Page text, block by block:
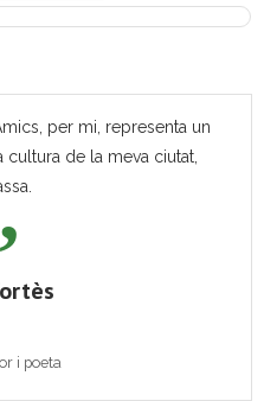
per mi, representa un
de la meva ciutat,
i poeta